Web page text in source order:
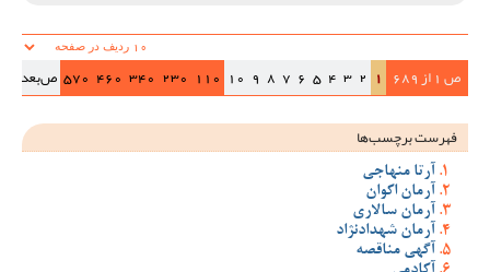
ص 1 از 689 1
2
3
4
5
6
7
8
9
10
110
230
340
460
570 ص‌بعد
فهرست برچسب‌ها
آرتا منهاجی
آرمان اکوان
آرمان سالاری
آرمان شهدادنژاد
آگهی مناقصه